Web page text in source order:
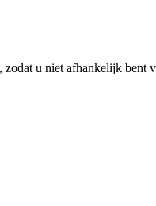
zodat u niet afhankelijk bent